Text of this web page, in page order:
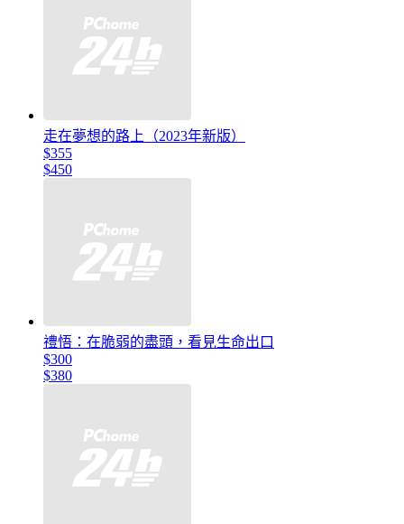
走在夢想的路上（2023年新版）
$355
$450
禮悟：在脆弱的盡頭，看見生命出口
$300
$380